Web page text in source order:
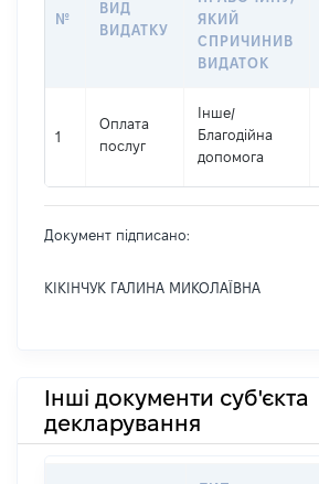
№
ВИД
ВИДАТКУ
ЯКИЙ
СПРИЧИНИВ
ВИДАТОК
1
Оплата
послуг
Інше/
Благодійна
допомога
Документ підписано:
КІКІНЧУК ГАЛИНА МИКОЛАЇВНА
Інші документи суб'єкта
декларування